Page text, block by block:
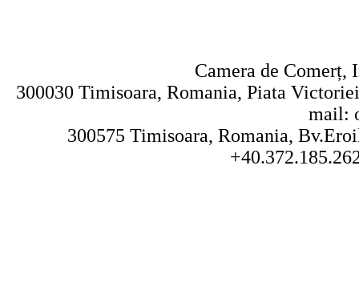
Camera de
300030 Timisoara, Romania, Piata
mail:
300575 Timisoara, Romania,